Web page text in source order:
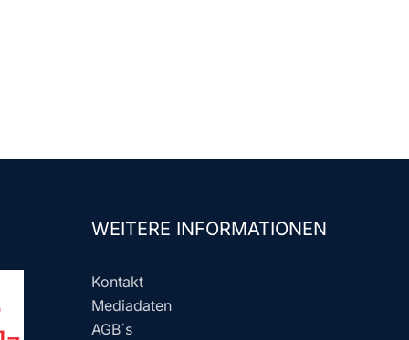
WEITERE INFORMATIONEN
Kontakt
Mediadaten
AGB´s